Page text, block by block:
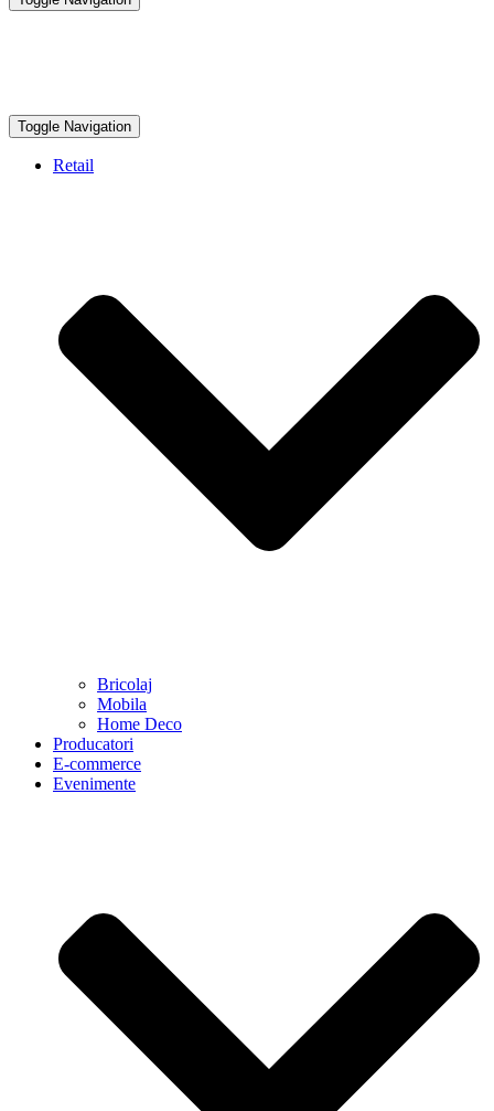
Toggle Navigation
Retail
Bricolaj
Mobila
Home Deco
Producatori
E-commerce
Evenimente